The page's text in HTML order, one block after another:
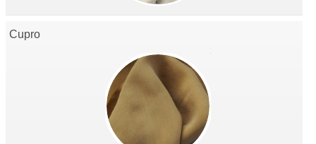
Cupro